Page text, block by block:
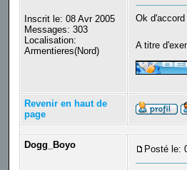
Inscrit le: 08 Avr 2005
Messages: 303
Localisation:
Armentieres(Nord)
Ok
A titre
Revenir en haut de
page
Dogg_Boyo Posté le: